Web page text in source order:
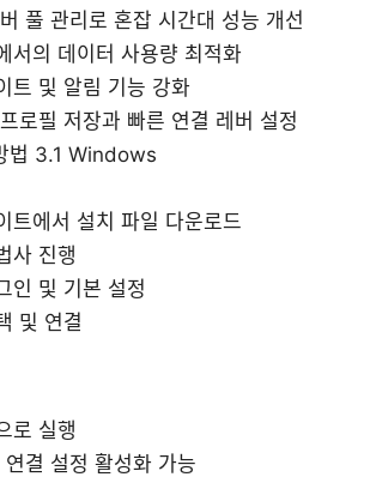
풀 관리로 혼잡 시간대 성능 개선
서의 데이터 사용량 최적화
트 및 알림 기능 강화
로필 저장과 빠른 연결 레버 설정
법 3.1 Windows
트에서 설치 파일 다운로드
사 진행
인 및 기본 설정
및 연결
로 실행
결 설정 활성화 가능